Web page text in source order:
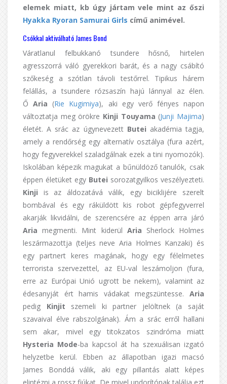
elemek miatt, kb úgy jártam vele mint az őszi
Hyakka Ryoran Samurai Girls című animével.
Csókkal aktiválható James Bond
Váratlanul felbukkanó tsundere hősnő, hirtelen
agresszorrá váló gyerekkori barát, és a nagy csábító
szőkeség a szótlan távoli testőrrel. Tipikus hárem
felállás, a tsundere rózsaszín hajú lánnyal az élen.
ŐAria (Rie Kugimiya), aki egy verő fényes napon
változtatja meg örökre Kinji Touyama (Junji Majima)
életét. A srác az úgynevezett Butei akadémia tagja,
amely a rendőrség egy alternatív osztálya (fura azért,
hogy fegyverekkel szaladgálnak ezek a tini nyomozók).
Iskolában képezik magukat a bűnüldöző tanulók, csak
éppen életüket egy Butei sorozatgyilkos veszélyezteti.
Kinji is az áldozatává válik, egy biciklijére szerelt
bombával és egy ráküldött kis robot gépfegyverrel
akarják likvidálni, de szerencsére az éppen arra járó
Ariamegmenti. Mint kiderül Aria Sherlock Holmes
leszármazottja (teljes neve Aria Holmes Kanzaki) és
egy partnert keres magának, hogy egy félelmetes
terrorista szervezettel, az EU-val leszámoljon (fura,
erre az Európai Unió ugrott be nekem), valamint az
édesanyját ért hamis vádakat megszüntesse. Aria
pedig Kinjit szemeli ki partner jelöltnek (a saját
szavaival élve rabszolgának). Ám a srác erről hallani
sem akar, mivel egy titokzatos szindróma miatt
Hysteria Mode-ba kapcsol át ha szexuálisan izgató
helyzetbe kerül. Ebben az állapotban igazi macsó
James Bonddá válik, aki egy pillantás alatt képes